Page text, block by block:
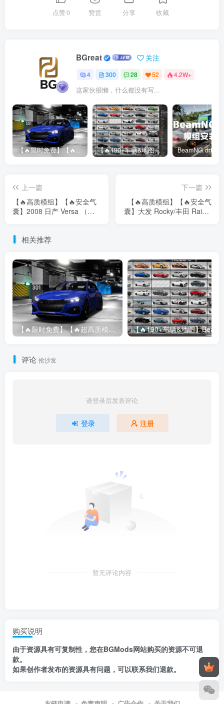
点赞0 赞赏 分享 收藏
BGreat 关注
4 300 28 52 4.2W+
这家伙很懒，什么都没有写...
【🔥限时免费】【🔥超高质模组】2022 奥迪 A4/S4/RS4 Avant 2.61 【🔥190+车辆&地图】BeamNG整合包
上一篇
【🔥高质模组】【🔥安全气
囊】2008 日产 Versa （掀
下一篇
【🔥高质模组】【🔥安全气
囊】大发 Rocky/丰田 Raize/
相关推荐
【🔥限时免费】【🔥超高质模组】2022 奥迪 A4/S4/RS4 Avant 2.61
评论 抢沙发
请登录后发表评论
登录 注册
暂无评论内容
购买说明
由于资源具有可复制性， 您在BGMods网站购买的资源不可退
款。
如果创作者发布的资源具有问题 ， 可以联系我们退款。